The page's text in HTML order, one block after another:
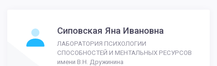
Сиповская Яна Ивановна
ЛАБОРАТОРИЯ ПСИХОЛОГИИ
СПОСОБНОСТЕЙ И МЕНТАЛЬНЫХ РЕСУРСОВ
имени В.Н. Дружинина